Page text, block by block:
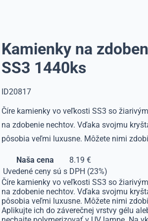
Kamienky na
SS3 1440ks
ID20817
Číre kamienky vo veľkosti SS3 so
na zdobenie nechtov. Vďaka svojmu
pôsobia veľmi luxusne. Môžete nimi
Naša cena
8.19 €
Uvedené ceny sú s DPH (23%)
Číre kamienky vo veľkosti SS3 so
na zdobenie nechtov. Vďaka svojmu
pôsobia veľmi luxusne. Môžete nimi
Aplikujte ich do záverečnej vrstvy gélu